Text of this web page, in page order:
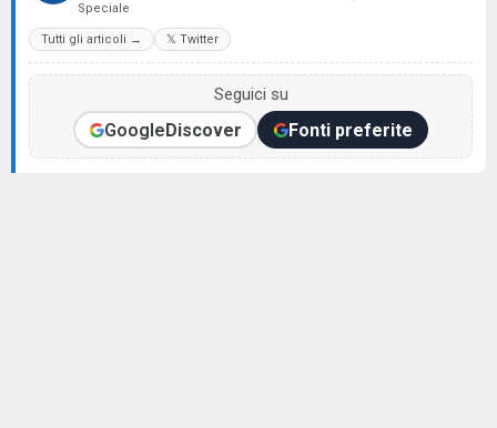
Speciale
Tutti gli articoli → 𝕏 Twitter
Seguici su
GoogleDiscover Fonti preferite